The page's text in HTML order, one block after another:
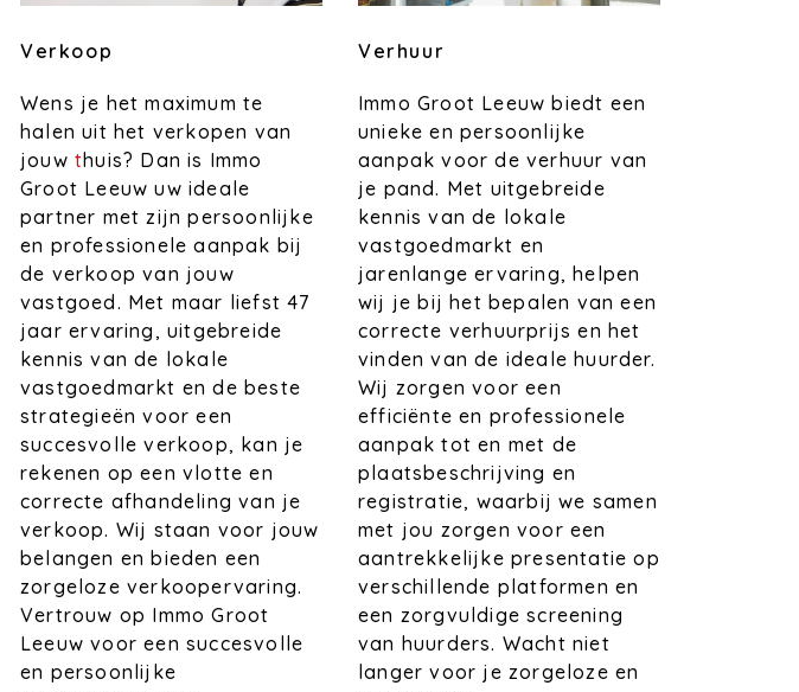
Verkoop
Wens je het maximum te
halen uit het verkopen van
jouw thuis? Dan is Immo
Groot Leeuw uw ideale
partner met zijn persoonlijke
en professionele aanpak bij
de verkoop van jouw
vastgoed. Met maar liefst 47
jaar ervaring, uitgebreide
kennis van de lokale
vastgoedmarkt en de beste
strategieën voor een
succesvolle verkoop, kan je
rekenen op een vlotte en
correcte afhandeling van je
verkoop. Wij staan voor jouw
belangen en bieden een
zorgeloze verkoopervaring.
Vertrouw op Immo Groot
Leeuw voor een succesvolle
en persoonlijke
Verhuur
Immo Groot Leeuw biedt een
unieke en persoonlijke
aanpak voor de verhuur van
je pand. Met uitgebreide
kennis van de lokale
vastgoedmarkt en
jarenlange ervaring, helpen
wij je bij het bepalen van een
correcte verhuurprijs en het
vinden van de ideale huurder.
Wij zorgen voor een
efficiënte en professionele
aanpak tot en met de
plaatsbeschrijving en
registratie, waarbij we samen
met jou zorgen voor een
aantrekkelijke presentatie op
verschillende platformen en
een zorgvuldige screening
van huurders. Wacht niet
langer voor je zorgeloze en